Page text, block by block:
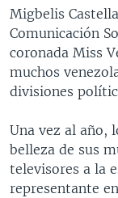
DEPORTIVO
NOTA
Idiomas
Migbelis
Comunicación
coronada Miss
muchos
divisiones
Una vez al año,
belleza de sus
televisores a la
representante